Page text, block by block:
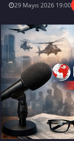
29 Mayıs 2026 19:00